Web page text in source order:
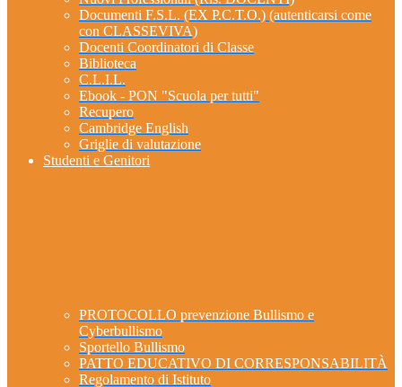
Documenti F.S.L. (EX P.C.T.O.) (autenticarsi come
con CLASSEVIVA)
Docenti Coordinatori di Classe
Biblioteca
C.L.I.L.
Ebook - PON "Scuola per tutti"
Recupero
Cambridge English
Griglie di valutazione
Studenti e Genitori
PROTOCOLLO prevenzione Bullismo e
Cyberbullismo
Sportello Bullismo
PATTO EDUCATIVO DI CORRESPONSABILITÀ
Regolamento di Istituto